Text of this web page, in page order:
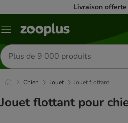
Livraison
Menu
Rechercher
des
produits
Chien Jouet Jouet flottant
Jouet flottant pour